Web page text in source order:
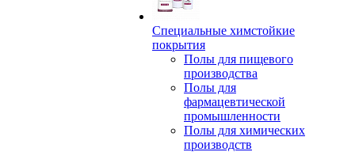
Специальные химстойкие
покрытия
Полы для пищевого
производства
Полы для
фармацевтической
промышленности
Полы для химических
производств